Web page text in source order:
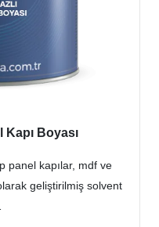
Kapı Boyası
panel kapılar, mdf ve
geliştirilmiş solvent